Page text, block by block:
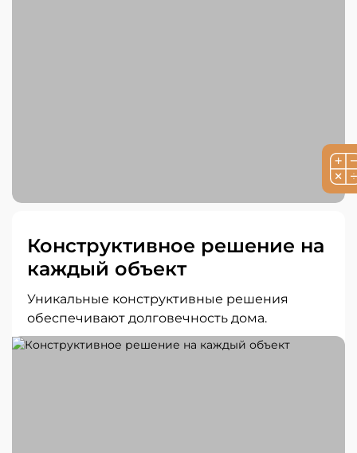
Конструктивное решение на
каждый объект
Уникальные конструктивные решения
обеспечивают долговечность дома.